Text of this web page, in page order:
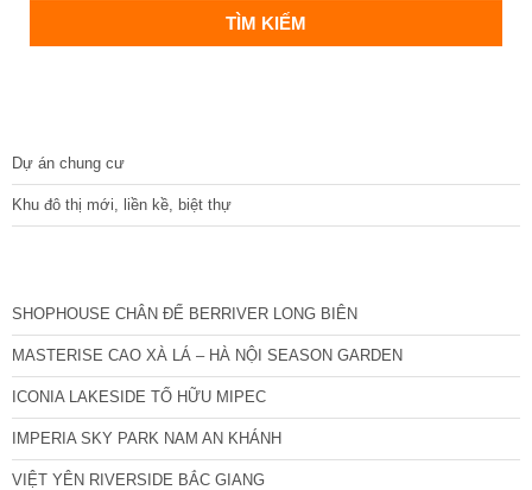
Dự án chung cư
Khu đô thị mới, liền kề, biệt thự
SHOPHOUSE CHÂN ĐẾ BERRIVER LONG BIÊN
MASTERISE CAO XÀ LÁ – HÀ NỘI SEASON GARDEN
ICONIA LAKESIDE TỐ HỮU MIPEC
IMPERIA SKY PARK NAM AN KHÁNH
VIỆT YÊN RIVERSIDE BẮC GIANG